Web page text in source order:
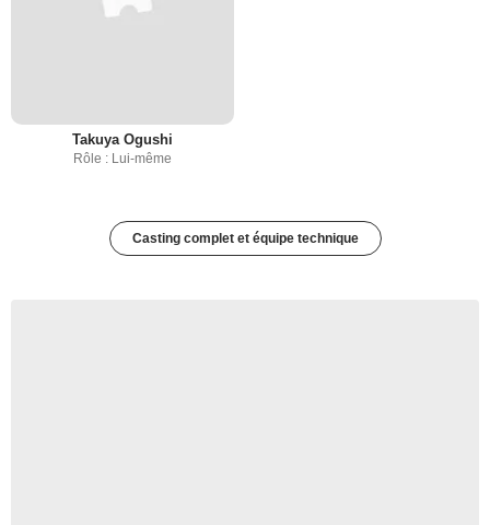
Takuya Ogushi
Rôle : Lui-même
Casting complet et équipe technique